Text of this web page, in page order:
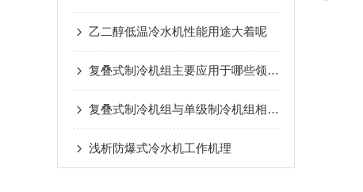
乙二醇低温冷水机性能用途大着呢
复叠式制冷机组主要应用于哪些领域？
复叠式制冷机组与单级制冷机组相比有哪些优势？
浅析​防爆式冷水机工作机理